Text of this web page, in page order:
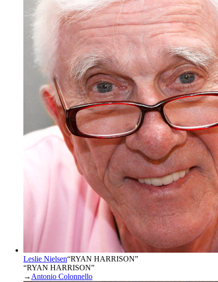
Leslie Nielsen“RYAN HARRISON”
“RYAN HARRISON”
→ Antonio Colonnello